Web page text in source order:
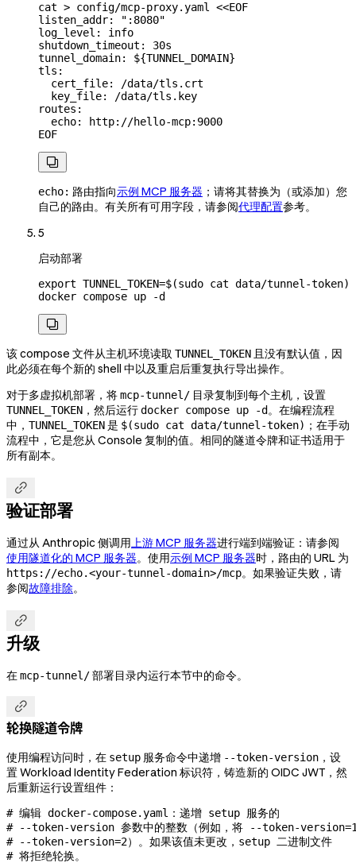
cat > config/mcp-proxy.yaml <<EOF
listen_addr: ":8080"
log_level: info
shutdown_timeout: 30s
tunnel_domain: ${TUNNEL_DOMAIN}
tls:
  cert_file: /data/tls.crt
  key_file: /data/tls.key
routes:
  echo: http://hello-mcp:9000
EOF

echo: 路由指向示例 MCP 服务器 ；请将其替换为（或添加）您
自己的路由。有关所有可用字段，请参阅代理配置参考。
5
启动部署
export TUNNEL_TOKEN=$(sudo cat data/tunnel-token)
docker compose up -d

该 compose 文件从主机环境读取 TUNNEL_TOKEN 且没有默认值，因
此必须在每个新的 shell 中以及重启后重复执行导出操作。
对于多虚拟机部署，将mcp-tunnel/ 目录复制到每个主机，设置
TUNNEL_TOKEN ，然后运行docker compose up -d。在编程流程
中， TUNNEL_TOKEN是 $(sudo cat data/tunnel-token) ；在手动
流程中，它是您从 Console 复制的值。相同的隧道令牌和证书适用于
所有副本。

验证部署
通过从 Anthropic 侧调用上游 MCP 服务器进行端到端验证：请参阅
使用隧道化的 MCP 服务器。使用示例 MCP 服务器时，路由的 URL 为
https://echo.<your-tunnel-domain>/mcp。如果验证失败，请
参阅故障排除。

升级
在mcp-tunnel/部署目录内运行本节中的命令。

轮换隧道令牌
使用编程访问时，在 setup 服务命令中递增 --token-version ，设
置 Workload Identity Federation 标识符，铸造新的 OIDC JWT，然
后重新运行设置组件：
# 编辑 docker-compose.yaml：递增 setup 服务的
# --token-version 参数中的整数（例如，将 --token-
# --token-version=2）。如果该值未更改，setup 二进制文件
# 将拒绝轮换。